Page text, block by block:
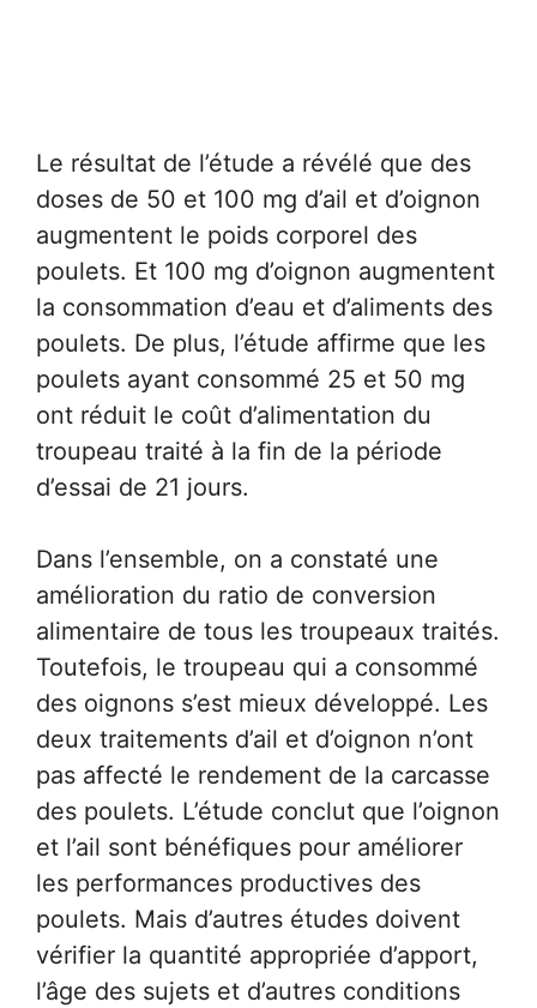
Le résultat de l’étude a révélé que des
doses de 50 et 100 mg d’ail et d’oignon
augmentent le poids corporel des
poulets. Et 100 mg d’oignon augmentent
la consommation d’eau et d’aliments des
poulets. De plus, l’étude affirme que les
poulets ayant consommé 25 et 50 mg
ont réduit le coût d’alimentation du
troupeau traité à la fin de la période
d’essai de 21 jours.
Dans l’ensemble, on a constaté une
amélioration du ratio de conversion
alimentaire de tous les troupeaux traités.
Toutefois, le troupeau qui a consommé
des oignons s’est mieux développé. Les
deux traitements d’ail et d’oignon n’ont
pas affecté le rendement de la carcasse
des poulets. L’étude conclut que l’oignon
et l’ail sont bénéfiques pour améliorer
les performances productives des
poulets. Mais d’autres études doivent
vérifier la quantité appropriée d’apport,
l’âge des sujets et d’autres conditions